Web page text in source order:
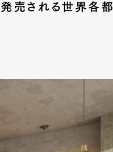
Pen tw
売される世界各都